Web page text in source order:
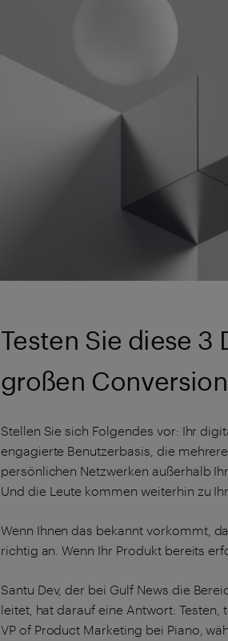
Testen Sie diese
großen
Stellen Sie sich Folgendes vor: Ihr
engagierte Benutzerbasis, die
persönlichen Netzwerken außerhalb
Und die Leute kommen weiterhin zu
Wenn Ihnen das bekannt vorkommt,
richtig an. Wenn Ihr Produkt bereits
Santu Dev, der bei Gulf News die
leitet, hat darauf eine Antwort:
VP of Product Marketing bei Piano,